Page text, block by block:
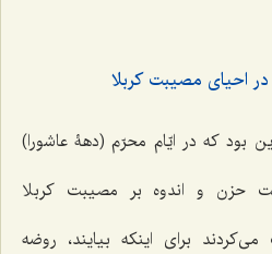
احیای مصیبت کربلا
بود كه در ايّام محرّم (دهۀ عاشورا)
حزن و اندوه بر مصيبت كربلا
براى اينكه بيايند، روضه